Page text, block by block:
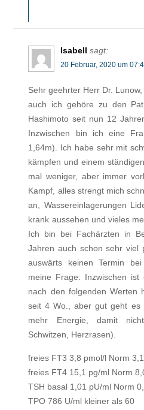
Isabell sagt:
20 Februar, 2020 um
Sehr geehrter Herr Dr. Lunow,
auch ich gehöre zu den
Hashimoto seit nun 12
Inzwischen bin ich eine
1,64m). Ich habe sehr mit
kämpfen und einem
mal weniger, aber immer
Kampf, alles strengt mich
an, Wassereinlagerungen
krank aussehen und vieles
Ich bin bei Fachärzten in
Jahren auch schon sehr viel
auswärts keinen Termin
meine Frage: Inzwischen
nach den folgenden Werten
seit 4 Wo., aber gut geht es
mehr Energie, damit
Schwitzen, Herzrasen).
freies FT3 3,8 pmol/l Norm
freies FT4 15,1 pg/ml Norm
TSH basal 1,01 pU/ml Norm
TPO 786 U/ml kleiner als 60